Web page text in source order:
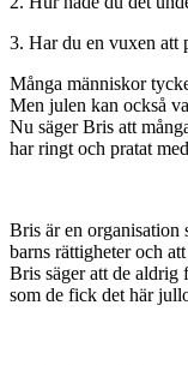
3. Har du en vuxen att
Många människor
Men julen kan också
Nu säger Bris att
har ringt och pratat
Bris är en organisation
barns rättigheter och
Bris säger att de aldrig
som de fick det här